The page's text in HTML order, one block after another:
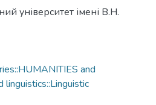
університет імені В.Н.
and
linguistics::Linguistic